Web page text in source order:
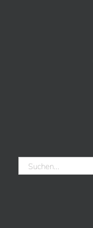
Suche
nach: